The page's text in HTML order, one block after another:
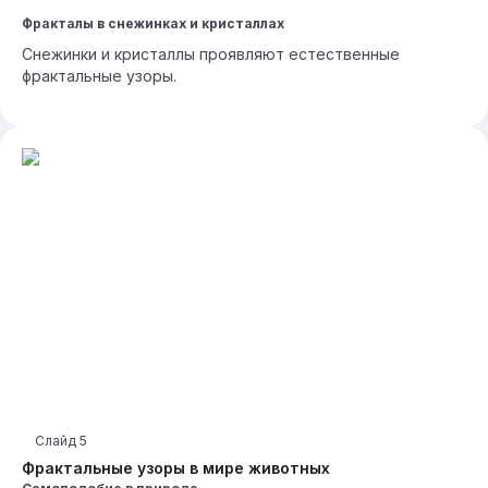
Фракталы в снежинках и кристаллах
Снежинки и кристаллы проявляют естественные
фрактальные узоры.
Фрактальные узоры в мире животных
Слайд 5